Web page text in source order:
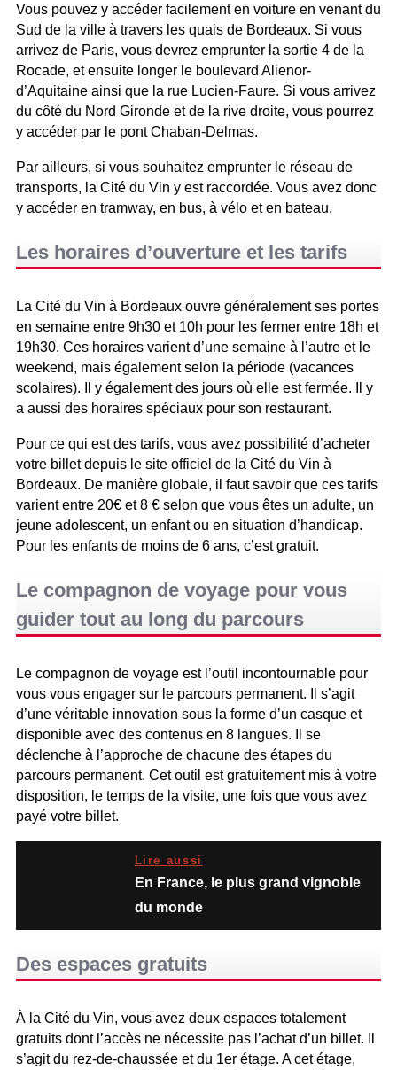
Vous pouvez y accéder facilement en voiture en venant du
Sud de la ville à travers les quais de Bordeaux. Si vous
arrivez de Paris, vous devrez emprunter la sortie 4 de la
Rocade, et ensuite longer le boulevard Alienor-
d’Aquitaine ainsi que la rue Lucien-Faure. Si vous arrivez
du côté du Nord Gironde et de la rive droite, vous pourrez
y accéder par le pont Chaban-Delmas.
Par ailleurs, si vous souhaitez emprunter le réseau de
transports, la Cité du Vin y est raccordée. Vous avez donc
y accéder en tramway, en bus, à vélo et en bateau.
Les horaires d’ouverture et les tarifs
La Cité du Vin à Bordeaux ouvre généralement ses portes
en semaine entre 9h30 et 10h pour les fermer entre 18h et
19h30. Ces horaires varient d’une semaine à l’autre et le
weekend, mais également selon la période (vacances
scolaires). Il y également des jours où elle est fermée. Il y
a aussi des horaires spéciaux pour son restaurant.
Pour ce qui est des tarifs, vous avez possibilité d’acheter
votre billet depuis le site officiel de la Cité du Vin à
Bordeaux. De manière globale, il faut savoir que ces tarifs
varient entre 20€ et 8 € selon que vous êtes un adulte, un
jeune adolescent, un enfant ou en situation d’handicap.
Pour les enfants de moins de 6 ans, c’est gratuit.
Le compagnon de voyage pour vous
guider tout au long du parcours
Le compagnon de voyage est l’outil incontournable pour
vous vous engager sur le parcours permanent. Il s’agit
d’une véritable innovation sous la forme d’un casque et
disponible avec des contenus en 8 langues. Il se
déclenche à l’approche de chacune des étapes du
parcours permanent. Cet outil est gratuitement mis à votre
disposition, le temps de la visite, une fois que vous avez
payé votre billet.
Lire aussi
En France, le plus grand vignoble
du monde
Des espaces gratuits
À la Cité du Vin, vous avez deux espaces totalement
gratuits dont l’accès ne nécessite pas l’achat d’un billet. Il
s’agit du rez-de-chaussée et du 1er étage. A cet étage,